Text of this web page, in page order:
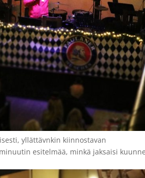
yllättävnkin kiinnostavan
esitelmää, minkä jaksaisi